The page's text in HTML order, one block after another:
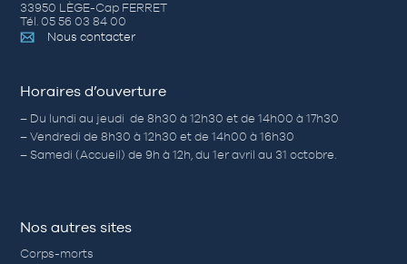
33950 LÈGE-Cap FERRET
Tél. 05 56 03 84 00
Nous contacter
Horaires d’ouverture
– Du lundi au jeudi de 8h30 à 12h30 et de 14h00 à 17h30
– Vendredi de 8h30 à 12h30 et de 14h00 à 16h30
– Samedi (Accueil) de 9h à 12h, du 1er avril au 31 octobre.
Nos autres sites
Corps-morts